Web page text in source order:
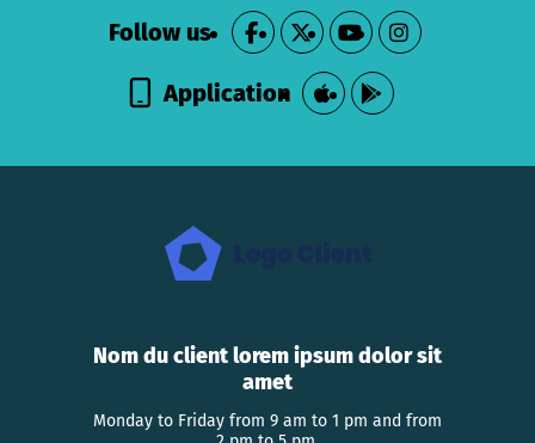
Follow us
Application
Nom du client lorem ipsum dolor sit
amet
Monday to Friday from 9 am to 1 pm and from